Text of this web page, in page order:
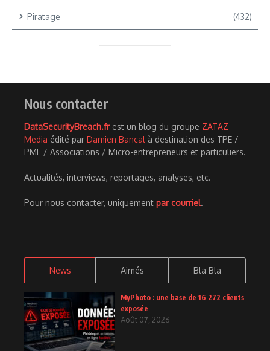
Piratage (432)
Nous contacter
DataSecurityBreach.frest un blog du groupe ZATAZ
Media édité par Damien Bancal à destination des TPE /
PME / Associations / Micro-entrepreneurs et particuliers.
Actualités, interviews, reportages, analyses, etc.
Pour nous contacter, uniquement par courriel.
News Aimés Bla Bla
MyPhoto : une base de 16 272 clients
exposée
Août 07, 2026